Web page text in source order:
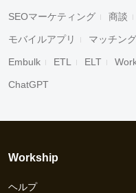
SEOマーケティング 商談
モバイルアプリ マッチン
Embulk ETL ELT
ChatGPT
Workship
ヘルプ